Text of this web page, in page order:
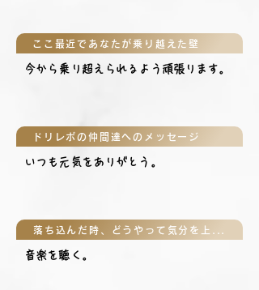
ここ最近であなたが乗り越えた壁
今から乗り超えられるよう頑張ります。
ドリレボの仲間達へのメッセージ
いつも元気をありがとう。
落ち込んだ時、どうやって気分を上げる？
音楽を聴く。